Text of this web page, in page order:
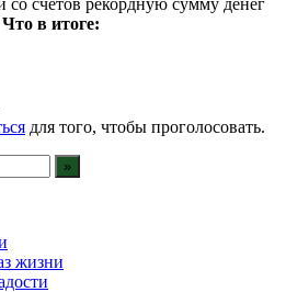
Что в итоге:
для того, чтобы проголосовать.
жизни